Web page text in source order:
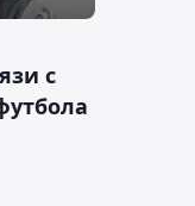
с